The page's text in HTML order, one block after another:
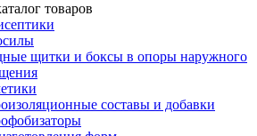
товаров
щитки и боксы в опоры наружного
составы и добавки